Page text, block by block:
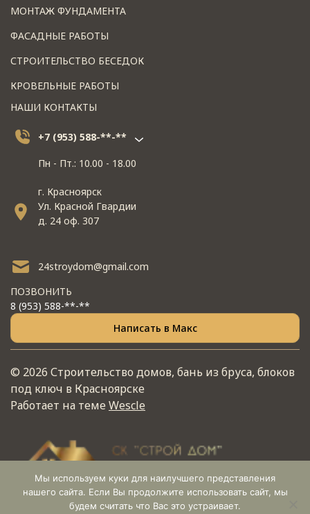
МОНТАЖ ФУНДАМЕНТА
ФАСАДНЫЕ РАБОТЫ
СТРОИТЕЛЬСТВО БЕСЕДОК
КРОВЕЛЬНЫЕ РАБОТЫ
НАШИ КОНТАКТЫ
+7 (953) 588-**-**
Пн - Пт.: 10.00 - 18.00
г. Красноярск
Ул. Красной Гвардии
д. 24 оф. 307
24stroydom@gmail.com
ПОЗВОНИТЬ
8 (953) 588-**-**
Написать в Макс
© 2026 Строительство домов, бань из бруса, блоков
под ключ в Красноярске
Работает на темеWescle
Мы используем куки для наилучшего представления
нашего сайта. Если Вы продолжите использовать сайт, мы
будем считать что Вас это устраивает.